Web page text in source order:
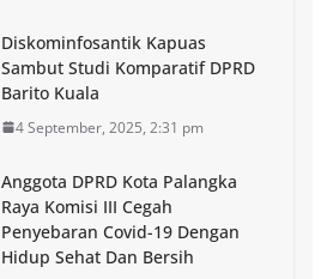
Diskominfosantik Kapuas
Sambut Studi Komparatif DPRD
Barito Kuala
4 September, 2025, 2:31 pm
Anggota DPRD Kota Palangka
Raya Komisi III Cegah
Penyebaran Covid-19 Dengan
Hidup Sehat Dan Bersih